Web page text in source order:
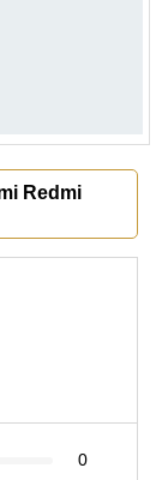
Redmi
0